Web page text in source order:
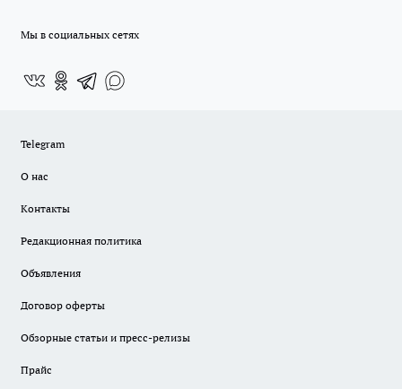
Мы в социальных сетях
Telegram
О нас
Контакты
Редакционная политика
Объявления
Договор оферты
Обзорные статьи и пресс-релизы
Прайс